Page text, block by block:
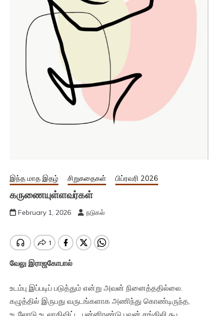
இந்த மாத இதழ் சிறுகதைகள் பிப்ரவரி 2026
கருணையுள்ளவர்கள்
February 1, 2026 நடுகல்
வேலு இராஜகோபால்
உடம்பு இப்படிப் படுத்தும் என்று அவன் நினைத்ததில்லை.
கழுத்தில் இருபது வருடங்களாக அணிந்து கொண்டிருந்த,
உடலோடு உடலாகிவிட்ட, பன்னிரண்டு பவுன் சங்கிலி கூட